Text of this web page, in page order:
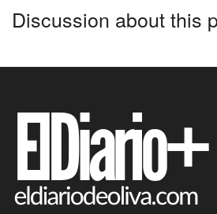
Discussion about this